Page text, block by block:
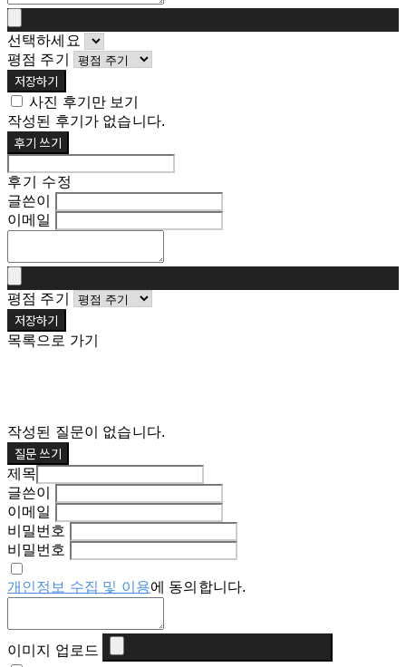
선택하세요
평점 주기
저장하기
사진 후기만 보기
작성된 후기가 없습니다.
후기 쓰기
후기 수정
글쓴이
이메일
평점 주기
저장하기
목록으로 가기
작성된 질문이 없습니다.
질문 쓰기
제목
글쓴이
이메일
비밀번호
비밀번호
개인정보 수집 및 이용에 동의합니다.
이미지 업로드